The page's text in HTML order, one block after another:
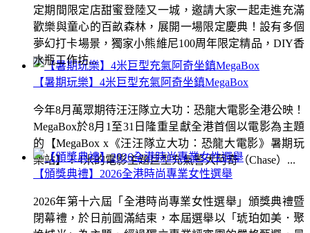
【暑期玩樂】4米巨型充氣阿奇坐鎮MegaBox
今年8月萬眾期待汪汪隊立大功：恐龍大電影全港公映！
MegaBox於8月1至31日隆重呈獻全港首個以電影為主題
的【MegaBox x《汪汪隊立大功：恐龍大電影》暑期玩
樂站】！4米的電影主題巨型充氣警犬阿奇（Chase）...
定期間限定店甜蜜登陸又一城，邀請大家一起走進充滿
歡樂與童心的百畝森林，展開一場限定慶典！設有多個
夢幻打卡場景，獨家小熊維尼100周年限定精品，DIY香
水瓶工作坊...
【頒獎典禮】2026全港時尚專業女性選舉
2026年第十六屆「全港時尚專業女性選舉」頒獎典禮暨
閉幕禮，於日前圓滿結束，本屆選舉以「琥珀如美．聚